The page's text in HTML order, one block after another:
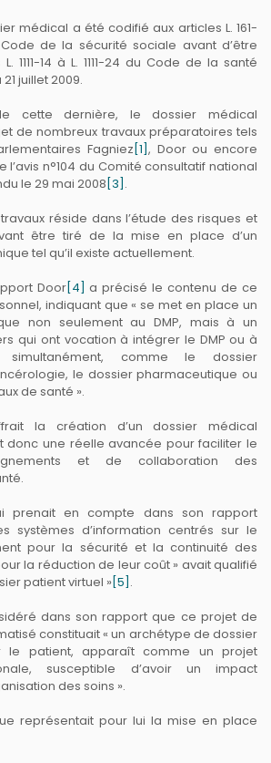
médical a été codifié aux articles L. 161-
de la sécurité sociale avant d’être
1111-14 à L. 1111-24 du Code de la santé
juillet 2009.
cette dernière, le dossier médical
de nombreux travaux préparatoires tels
Fagniez [1] , Door ou encore
l’avis n°104 du Comité consultatif national
le 29 mai 2008 [3] .
réside dans l’étude des risques et
être tiré de la mise en place d’un
tel qu’il existe actuellement.
Door[4] a précisé le contenu de ce
indiquant que « se met en place un
non seulement au DMP, mais à un
qui ont vocation à intégrer le DMP ou à
simultanément, comme le dossier
le dossier pharmaceutique ou
de santé ».
la création d’un dossier médical
donc une réelle avancée pour faciliter le
et de collaboration des
prenait en compte dans son rapport
systèmes d’information centrés sur le
pour la sécurité et la continuité des
la réduction de leur coût » avait qualifié
patient virtuel » [5] .
dans son rapport que ce projet de
constituait « un archétype de dossier
le patient, apparaît comme un projet
susceptible d’avoir un impact
des soins ».
représentait pour lui la mise en place